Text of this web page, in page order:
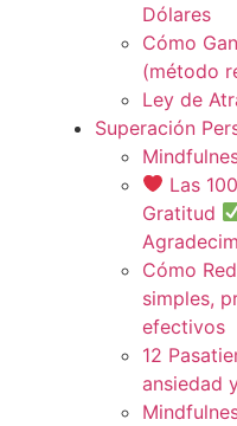
Dólares
Cómo
(método
Ley de
Superación
Las
Gratitud
Cómo
simples,
efectivos
12
ansiedad